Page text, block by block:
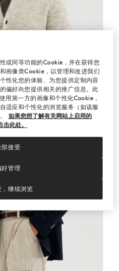
或同等功能的Cookie，并在获得您
画像类Cookie，以管理和改进我们
性化您的体验、为您提供定制内容
偏好向您提供相关的推广信息。此
用第一方的画像和个性化Cookie，
适应和个性化的浏览服务（如该服
如果您想了解有关网站上启用的
此处。
好管理
，继续浏览
部接受